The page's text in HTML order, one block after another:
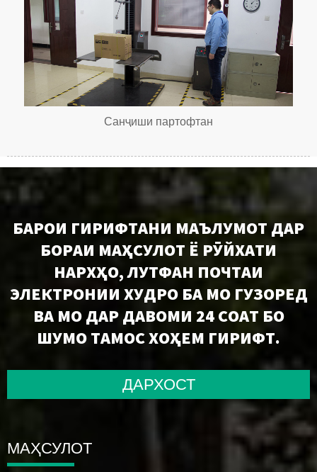
Санҷиши партофтан
БАРОИ ГИРИФТАНИ МАЪЛУМОТ ДАР
БОРАИ МАҲСУЛОТ Ё РӮЙХАТИ
НАРХҲО, ЛУТФАН ПОЧТАИ
ЭЛЕКТРОНИИ ХУДРО БА МО ГУЗОРЕД
ВА МО ДАР ДАВОМИ 24 СОАТ БО
ШУМО ТАМОС ХОҲЕМ ГИРИФТ.
ДАРХОСТ
МАҲСУЛОТ